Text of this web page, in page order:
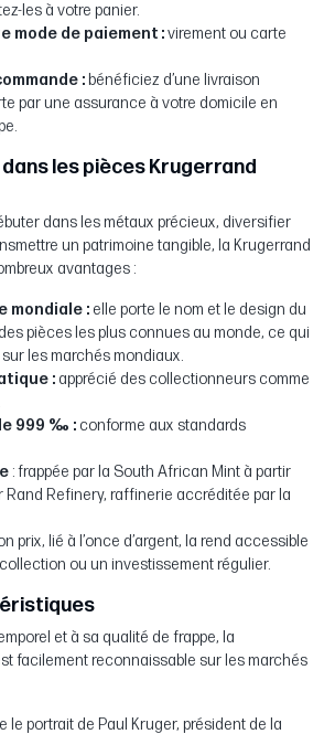
les à votre panier.
mode de paiement :virement ou carte
:bénéficiez d’une livraison
par une assurance à votre domicile en
les pièces Krugerrand
dans les métaux précieux, diversifier
un patrimoine tangible, la Krugerrand
avantages :
mondiale : elle porte le nom et le design du
pièces les plus connues au monde, ce qui
les marchés mondiaux.
: apprécié des collectionneurs comme
999 ‰ : conforme aux standards
: frappée par la South African Mint à partir
Rand Refinery, raffinerie accréditée par la
prix, lié à l’once d’argent, la rend accessible
ou un investissement régulier.
et à sa qualité de frappe, la
facilement reconnaissable sur les marchés
le portrait de Paul Kruger, président de la